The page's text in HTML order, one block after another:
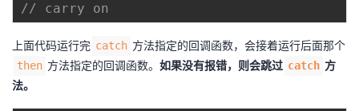
// carry on
上面代码运行完 catch 方法指定的回调函数，会接着运行后面那个
then 方法指定的回调函数。 如果没有报错，则会跳过 catch 方
法。